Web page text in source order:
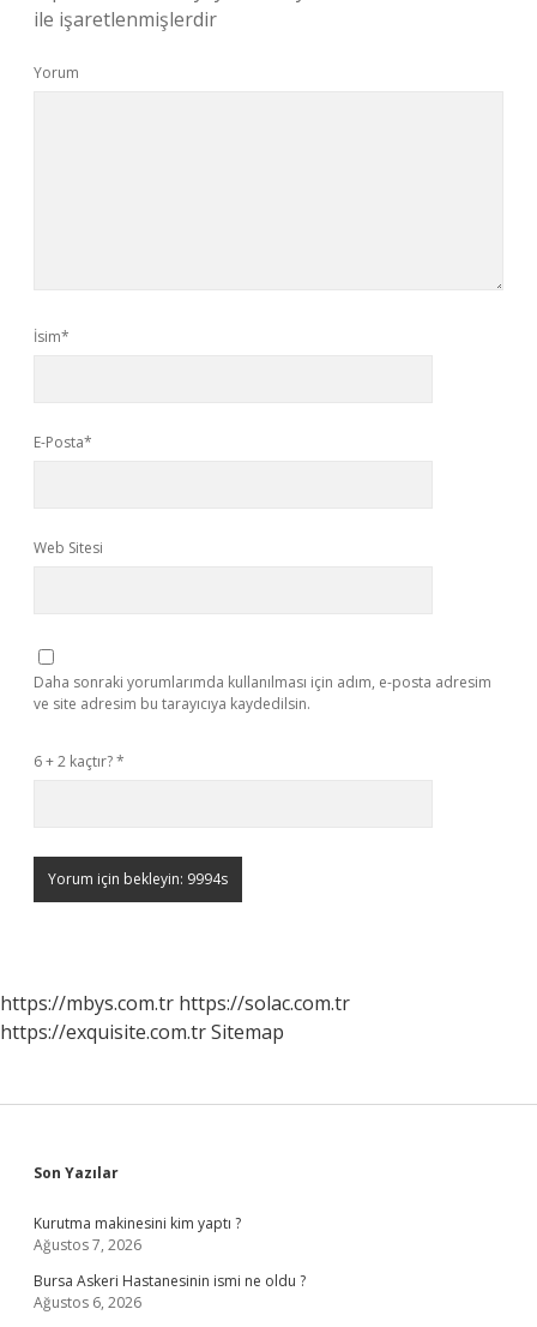
ile işaretlenmişlerdir
Yorum
İsim*
E-Posta*
Web Sitesi
Daha sonraki yorumlarımda kullanılması için adım, e-posta adresim
ve site adresim bu tarayıcıya kaydedilsin.
6 + 2 kaçtır?*
https://mbys.com.tr https://solac.com.tr
https://exquisite.com.trSitemap
Sidebar
Son Yazılar
Kurutma makinesini kim yaptı ?
Ağustos 7, 2026
Bursa Askeri Hastanesinin ismi ne oldu ?
Ağustos 6, 2026